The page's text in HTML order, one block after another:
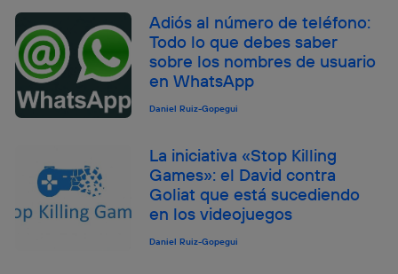
Adiós al número de teléfono:
Todo lo que debes saber
sobre los nombres de usuario
en WhatsApp
Daniel Ruiz-Gopegui
La iniciativa «Stop Killing
Games»: el David contra
Goliat que está sucediendo
en los videojuegos
Daniel Ruiz-Gopegui